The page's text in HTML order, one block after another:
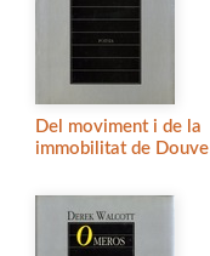
Del moviment i de la
immobilitat de Douve